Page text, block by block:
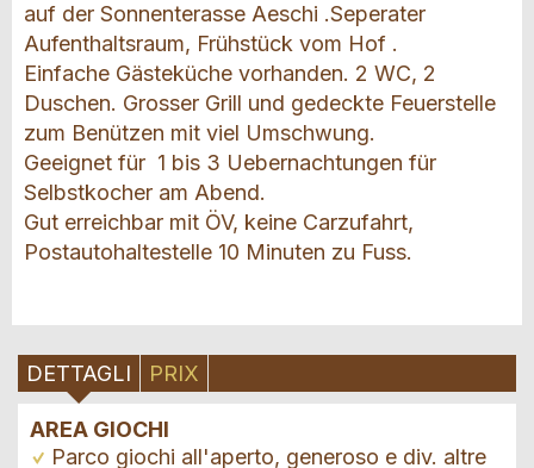
auf der Sonnenterasse Aeschi .Seperater
Aufenthaltsraum, Frühstück vom Hof .
Einfache Gästeküche vorhanden. 2 WC, 2
Duschen. Grosser Grill und gedeckte Feuerstelle
zum Benützen mit viel Umschwung.
Geeignet für 1 bis 3 Uebernachtungen für
Selbstkocher am Abend.
Gut erreichbar mit ÖV, keine Carzufahrt,
Postautohaltestelle 10 Minuten zu Fuss.
DETTAGLI PRIX
AREA GIOCHI
Parco giochi all'aperto, generoso e div. altre